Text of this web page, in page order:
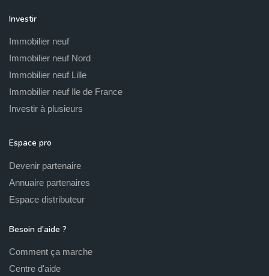
Investir
Immobilier neuf
Immobilier neuf Nord
Immobilier neuf Lille
Immobilier neuf Ile de France
Investir à plusieurs
Espace pro
Devenir partenaire
Annuaire partenaires
Espace distributeur
Besoin d'aide ?
Comment ça marche
Centre d'aide